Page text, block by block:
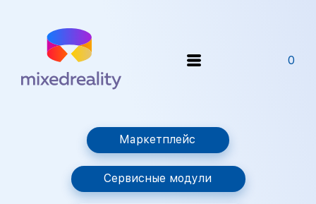
0
Маркетплейс
Сервисные модули